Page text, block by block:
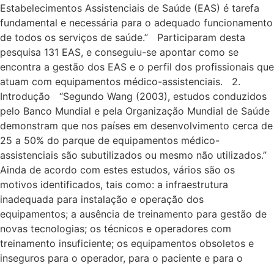
Estabelecimentos Assistenciais de Saúde (EAS) é tarefa
fundamental e necessária para o adequado funcionamento
de todos os serviços de saúde.” Participaram desta
pesquisa 131 EAS, e conseguiu-se apontar como se
encontra a gestão dos EAS e o perfil dos profissionais que
atuam com equipamentos médico-assistenciais. 2.
Introdução “Segundo Wang (2003), estudos conduzidos
pelo Banco Mundial e pela Organização Mundial de Saúde
demonstram que nos países em desenvolvimento cerca de
25 a 50% do parque de equipamentos médico-
assistenciais são subutilizados ou mesmo não utilizados.”
Ainda de acordo com estes estudos, vários são os
motivos identificados, tais como: a infraestrutura
inadequada para instalação e operação dos
equipamentos; a ausência de treinamento para gestão de
novas tecnologias; os técnicos e operadores com
treinamento insuficiente; os equipamentos obsoletos e
inseguros para o operador, para o paciente e para o